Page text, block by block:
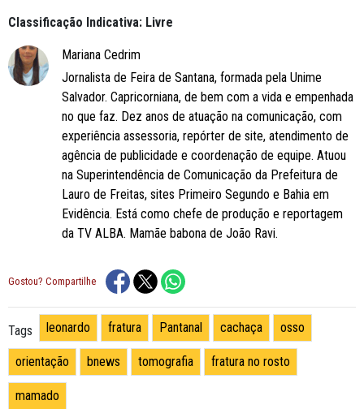
Classificação Indicativa: Livre
Mariana Cedrim
Jornalista de Feira de Santana, formada pela Unime
Salvador. Capricorniana, de bem com a vida e empenhada
no que faz. Dez anos de atuação na comunicação, com
experiência assessoria, repórter de site, atendimento de
agência de publicidade e coordenação de equipe. Atuou
na Superintendência de Comunicação da Prefeitura de
Lauro de Freitas, sites Primeiro Segundo e Bahia em
Evidência. Está como chefe de produção e reportagem
da TV ALBA. Mamãe babona de João Ravi.
Gostou? Compartilhe
Tags leonardo fratura Pantanal cachaça osso
orientação bnews tomografia fratura no rosto
mamado